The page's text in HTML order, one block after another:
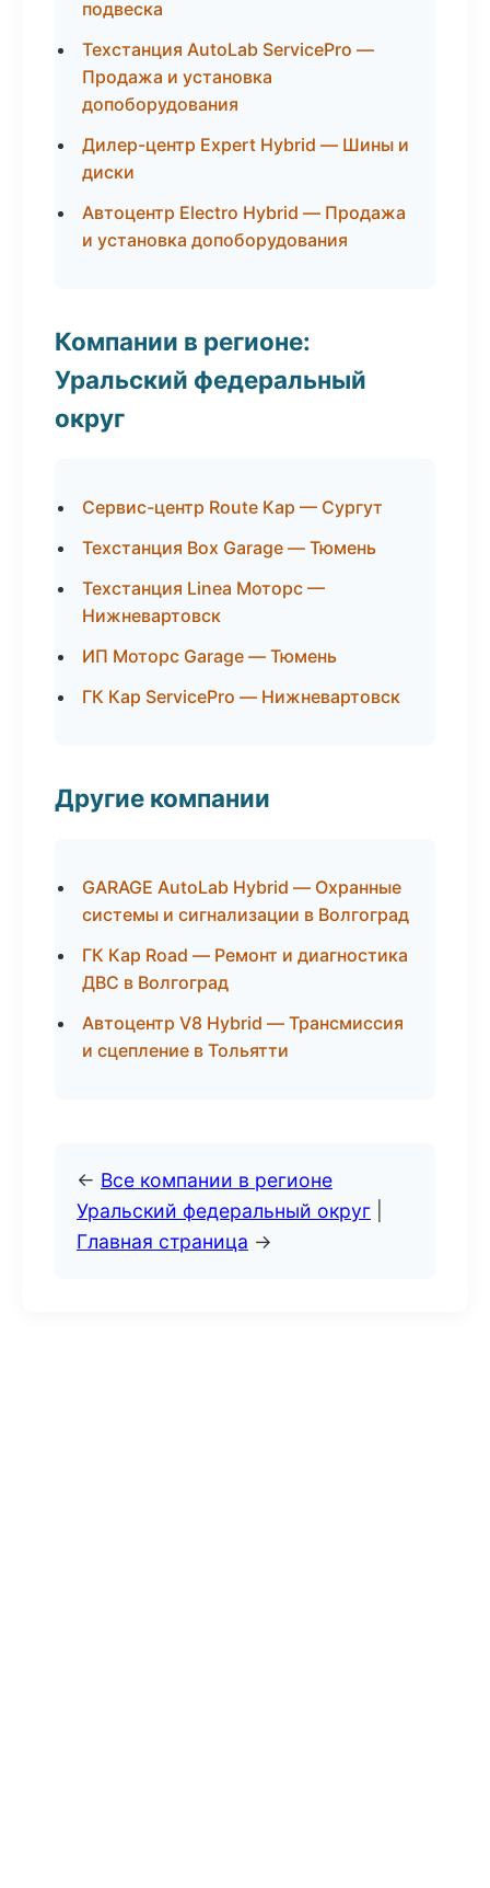
подвеска
Техстанция AutoLab ServicePro —
Продажа и установка
допоборудования
Дилер-центр Expert Hybrid — Шины и
диски
Автоцентр Electro Hybrid — Продажа
и установка допоборудования
Компании в регионе:
Уральский федеральный
округ
Сервис-центр Route Кар — Сургут
Техстанция Box Garage — Тюмень
Техстанция Linea Моторс —
Нижневартовск
ИП Моторс Garage — Тюмень
ГК Кар ServicePro — Нижневартовск
Другие компании
GARAGE AutoLab Hybrid — Охранные
системы и сигнализации в Волгоград
ГК Кар Road — Ремонт и диагностика
ДВС в Волгоград
Автоцентр V8 Hybrid — Трансмиссия
и сцепление в Тольятти
← Все компании в регионе
Уральский федеральный округ
Главная страница →